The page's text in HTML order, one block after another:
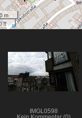
m
ft
IMGL0598
Kein Kommentar (0)